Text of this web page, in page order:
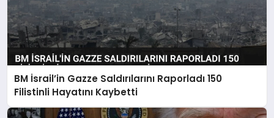
BM İsrail’in Gazze Saldırılarını Raporladı 150
Filistinli Hayatını Kaybetti